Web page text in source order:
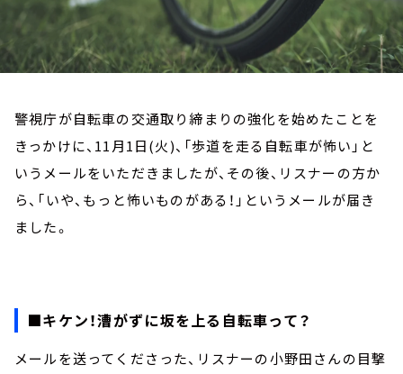
警視庁が自転車の交通取り締まりの強化を始めたことを
きっかけに、11月1日(火)、「歩道を走る自転車が怖い」と
いうメールをいただきましたが、その後、リスナーの方か
ら、「いや、もっと怖いものがある！」というメールが届き
ました。
■キケン！漕がずに坂を上る自転車って？
メールを送ってくださった、リスナーの小野田さんの目撃